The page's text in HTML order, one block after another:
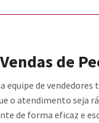
de
equipe de vendedores
o atendimento seja
de forma eficaz e